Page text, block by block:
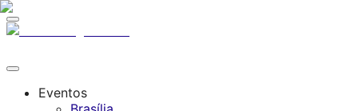
Eventos